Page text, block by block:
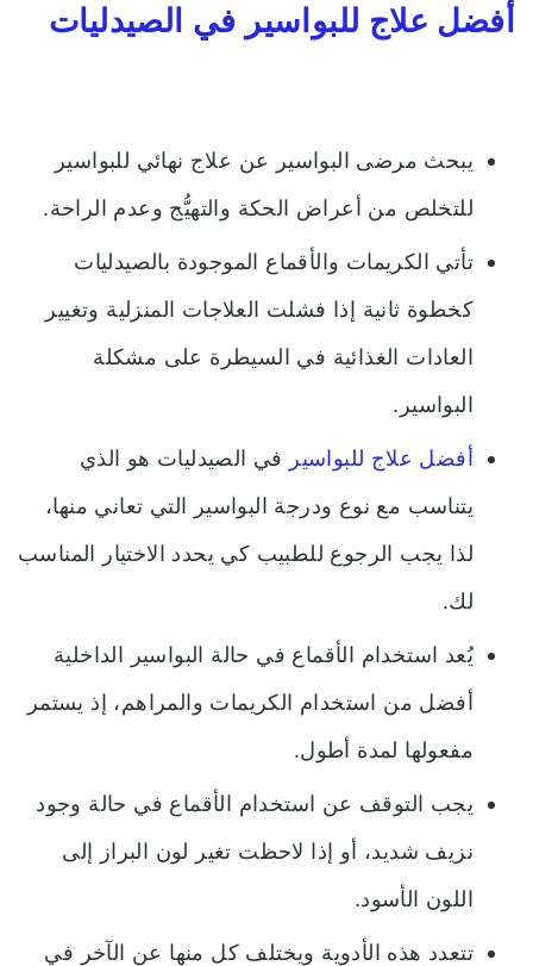
أفضل علاج للبواسير في الصيدليات
يبحث مرضى البواسير عن علاج نهائي للبواسير
للتخلص من أعراض الحكة والتهيُّج وعدم الراحة.
تأتي الكريمات والأقماع الموجودة بالصيدليات
كخطوة ثانية إذا فشلت العلاجات المنزلية وتغيير
العادات الغذائية في السيطرة على مشكلة
البواسير.
أفضل علاج للبواسير في الصيدليات هو الذي
يتناسب مع نوع ودرجة البواسير التي تعاني منها،
لذا يجب الرجوع للطبيب كي يحدد الاختيار المناسب
لك.
يُعد استخدام الأقماع في حالة البواسير الداخلية
أفضل من استخدام الكريمات والمراهم، إذ يستمر
مفعولها لمدة أطول.
يجب التوقف عن استخدام الأقماع في حالة وجود
نزيف شديد، أو إذا لاحظت تغير لون البراز إلى
اللون الأسود.
تتعدد هذه الأدوية ويختلف كل منها عن الآخر في